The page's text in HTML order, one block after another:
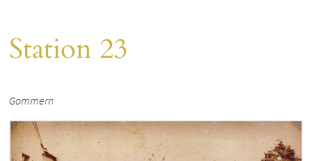
Station 23
Gommern